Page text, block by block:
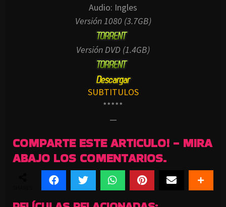
Audio: Ingles
Versión 1080 (3.7GB)
VersiónDVD (1.4GB)
SUBTITULOS
*****
—
COMPARTE ESTE ARTICULO! - MIRA
ABAJO LOS COMENTARIOS.